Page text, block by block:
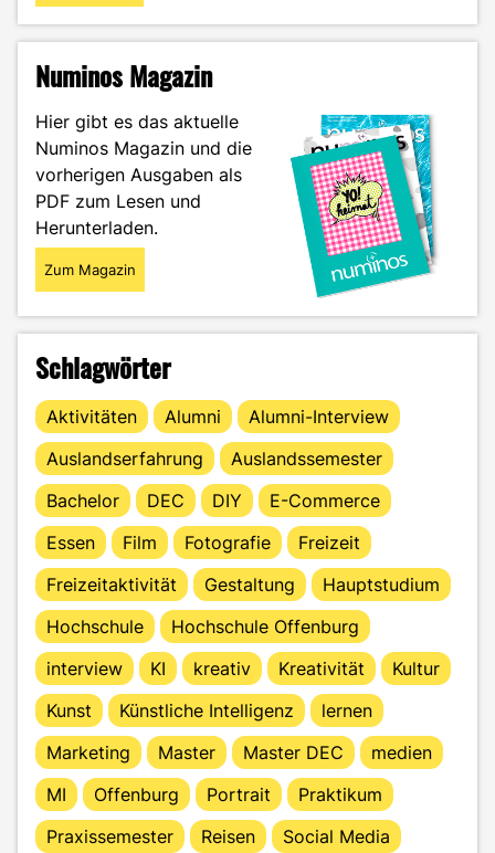
Kamera
der
zum
Kultobjekt"
Numinos Magazin
Hier gibt es das aktuelle
Numinos Magazin und die
vorherigen Ausgaben als
PDF zum Lesen und
Herunterladen.
Zum Magazin
Schlagwörter
Aktivitäten Alumni
Alumni-Interview
Auslandserfahrung
Auslandssemester
Bachelor
DEC DIY
E-Commerce
Essen
Film Fotografie
Freizeit
Freizeitaktivität
Gestaltung
Hauptstudium
Hochschule
Hochschule Offenburg
interview
KI kreativ Kreativität
Kultur
Kunst
Künstliche Intelligenz
lernen
Marketing
Master Master DEC
medien
MI
Offenburg Portrait
Praktikum
Praxissemester
Reisen Social Media